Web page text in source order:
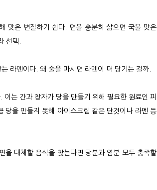
맛은 변질하기 쉽다. 면을 충분히 삶으면 국물 맛은
선택.
라멘이다. 왜 술을 마시면 라멘이 더 당기는 걸까.
는 간과 창자가 당을 만들기 위해 필요한 원료인 피
당을 만들지 못해 아이스크림 같은 단것이나 라멘 등
을 대체할 음식을 찾는다면 당분과 염분 모두 충족할